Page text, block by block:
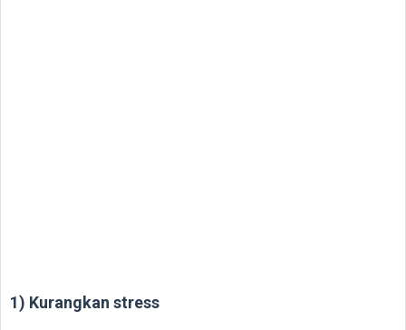
1) Kurangkan stress